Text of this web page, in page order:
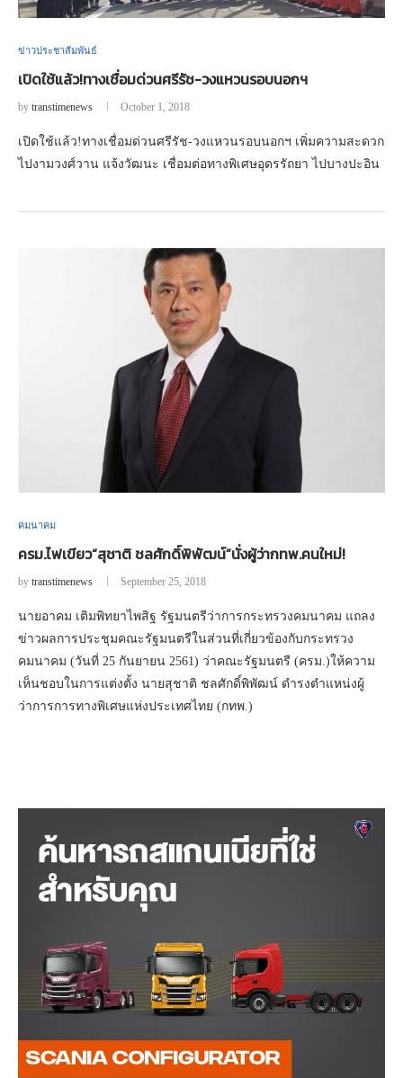
ข่าวประชาสัมพันธ์
เปิดใช้แล้ว!ทางเชื่อมด่วนศรีรัช-วงแหวนรอบนอกฯ
by transtimenews October 1, 2018
เปิดใช้แล้ว!ทางเชื่อมด่วนศรีรัช-วงแหวนรอบนอกฯ เพิ่มความสะดวก
ไปงามวงศ์วาน แจ้งวัฒนะ เชื่อมต่อทางพิเศษอุดรรัถยา ไปบางปะอิน
คมนาคม
ครม.ไฟเขียว“สุชาติ ชลศักดิ์พิพัฒน์”นั่งผู้ว่ากทพ.คนใหม่!
by transtimenews September 25, 2018
นายอาคม เติมพิทยาไพสิฐ รัฐมนตรีว่าการกระทรวงคมนาคม แถลง
ข่าวผลการประชุมคณะรัฐมนตรีในส่วนที่เกี่ยวข้องกับกระทรวง
คมนาคม (วันที่ 25 กันยายน 2561) ว่าคณะรัฐมนตรี (ครม.)ให้ความ
เห็นชอบในการแต่งตั้ง นายสุชาติ ชลศักดิ์พิพัฒน์ ดำรงตำแหน่งผู้
ว่าการการทางพิเศษแห่งประเทศไทย (กทพ.)